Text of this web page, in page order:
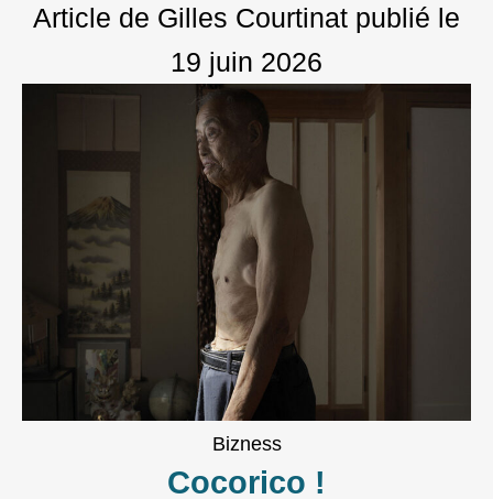
Article de Gilles Courtinat publié le
19 juin 2026
Bizness
Cocorico !